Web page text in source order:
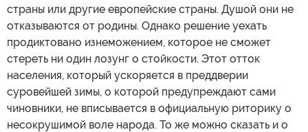
страны или другие европейские страны. Душой они не
отказываются от родины. Однако решение уехать
продиктовано изнеможением, которое не сможет
стереть ни один лозунг о стойкости. Этот отток
населения, который ускоряется в преддверии
суровейшей зимы, о которой предупреждают сами
чиновники, не вписывается в официальную риторику о
несокрушимой воле народа. То же можно сказать и о